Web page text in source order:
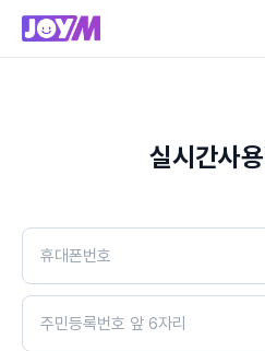
실시간사